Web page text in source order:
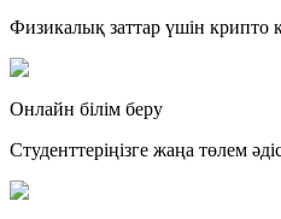
Физикалық заттар үшін крипто
Онлайн білім беру
Студенттеріңізге жаңа төлем